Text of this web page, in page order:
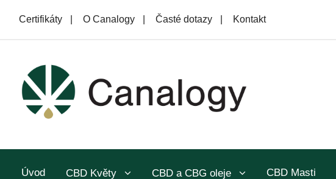
Certifikáty O Canalogy Časté dotazy Kontakt
Úvod CBD Květy CBD a CBG oleje CBD Masti